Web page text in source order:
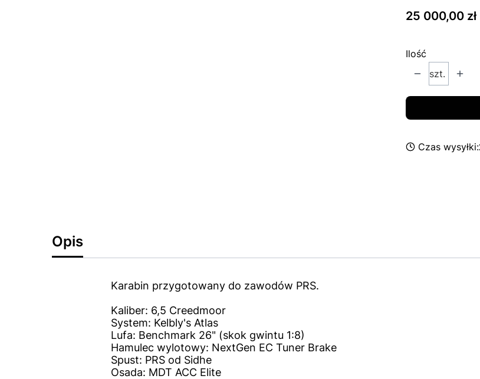
Cena
25 000,00 zł
Ilość
szt.
Czas wysyłki:
Opis
Karabin przygotowany do zawodów PRS.
Kaliber: 6,5 Creedmoor
System: Kelbly's Atlas
Lufa: Benchmark 26" (skok gwintu 1:8)
Hamulec wylotowy: NextGen EC Tuner Brake
Spust: PRS od Sidhe
Osada: MDT ACC Elite